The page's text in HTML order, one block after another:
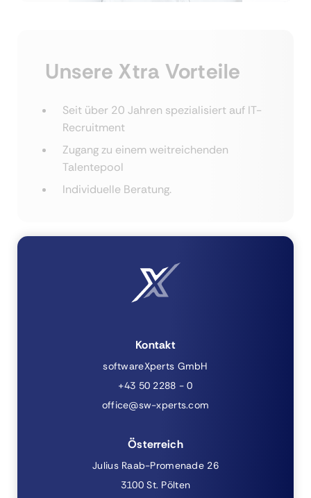
Unsere Xtra Vorteile
Seit über 20 Jahren spezialisiert auf IT-
Recruitment
Zugang zu einem weitreichenden
Talentepool
Individuelle Beratung.
Kontakt
softwareXperts GmbH
+43 50 2288 - 0
office@sw-xperts.com
Österreich
Julius Raab-Promenade 26
3100 St. Pölten